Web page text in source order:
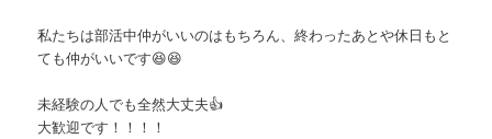
私たちは部活中仲がいいのはもちろん、終わったあとや休日もと
ても仲がいいです😆😆
未経験の人でも全然大丈夫👍
大歓迎です！！！！